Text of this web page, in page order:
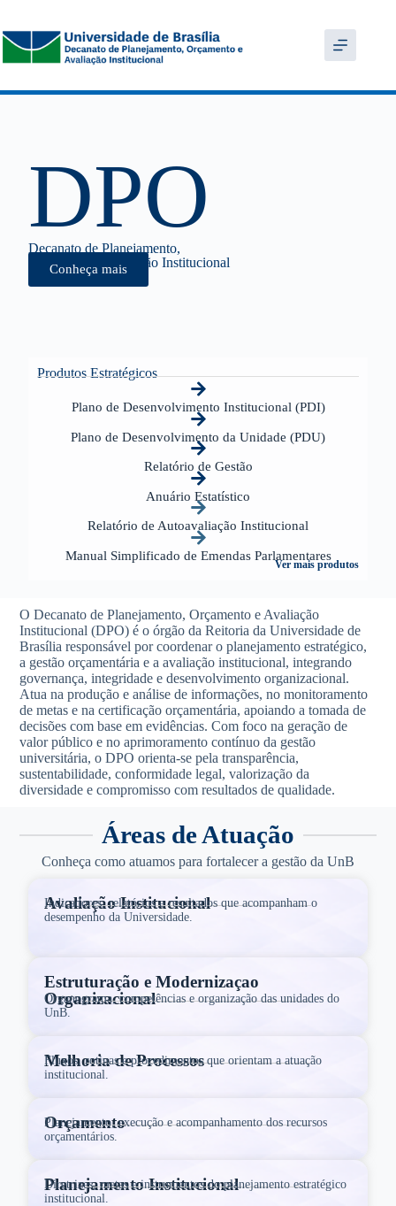
DPO
Decanato de Planejamento,
Orçamento e Avaliação Institucional
Conheça mais
Produtos Estratégicos
Plano de Desenvolvimento Institucional (PDI)
Plano de Desenvolvimento da Unidade (PDU)
Relatório de Gestão
Anuário Estatístico
Relatório de Autoavaliação Institucional
Manual Simplificado de Emendas Parlamentares
Ver mais produtos
O Decanato de Planejamento, Orçamento e Avaliação
Institucional (DPO) é o órgão da Reitoria da Universidade de
Brasília responsável por coordenar o planejamento estratégico,
a gestão orçamentária e a avaliação institucional, integrando
governança, integridade e desenvolvimento organizacional.
Atua na produção e análise de informações, no monitoramento
de metas e na certificação orçamentária, apoiando a tomada de
decisões com base em evidências.Com foco na geração de
valor público e no aprimoramento contínuo da gestão
universitária, o DPO orienta-se pela transparência,
sustentabilidade, conformidade legal, valorização da
diversidade e compromisso com resultados de qualidade.
Áreas de Atuação
Conheça como atuamos para fortalecer a gestão da UnB
Avaliação Institucional
Indicadores, relatórios e resultados que acompanham o
desempenho da Universidade.
Estruturação e Modernizaçao
Organizacional
Organograma, competências e organização das unidades do
UnB.
Melhoria de Processos
Fluxos, rotinas e procedimentos que orientam a atuação
institucional.
Orçamento
Planejamento, execução e acompanhamento dos recursos
orçamentários.
Planejamento Institucional
Diretrizes, metas e instrumentos do planejamento estratégico
institucional.